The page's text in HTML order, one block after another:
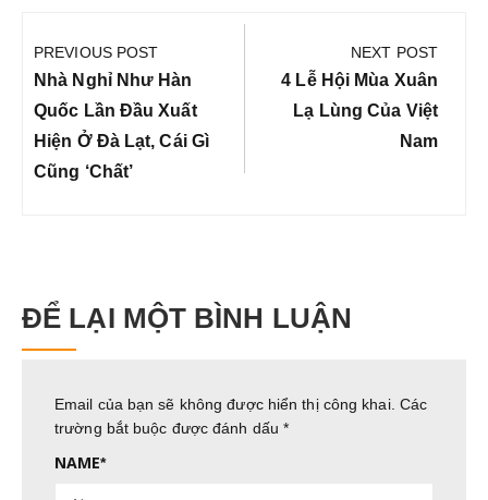
hướng
bài
viết
PREVIOUS POST
Previous
Post:
Nhà Nghỉ Như Hàn
Quốc Lần Đầu Xuất
Hiện Ở Đà Lạt, Cái Gì
Cũng ‘chất’
NEXT POST
Next
Post:
4 Lễ Hội Mùa Xuân
Lạ Lùng Của Việt
Nam
ĐỂ LẠI MỘT BÌNH LUẬN
Email của bạn sẽ không được hiển thị công khai. Các
trường bắt buộc được đánh dấu*
NAME*